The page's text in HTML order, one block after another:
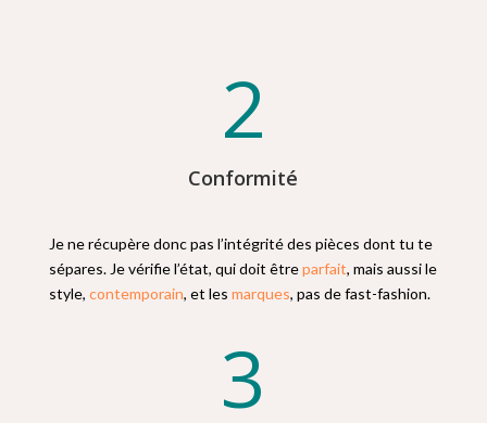
2
Conformité
Je ne récupère donc pas l’intégrité des pièces dont tu te
sépares. Je vérifie l’état, qui doit êtreparfait, mais aussi le
style, contemporain, et les marques, pas de fast-fashion.
3